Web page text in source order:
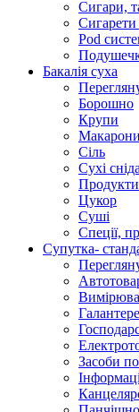
Сигари,
Сигарети
Pod
Бакалія суха
Борошно
Крупи
Макарони
Сіль
Сухі
Цукор
Суші
Спеції,
Супутка-
Засоби